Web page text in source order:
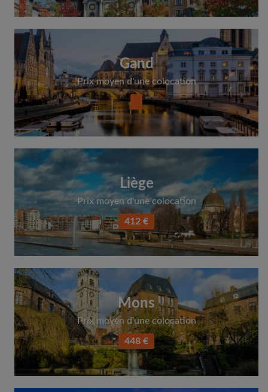
Gand
Prix moyen d'une colocation
Liège
Prix moyen d'une colocation
412 €
Mons
Prix moyen d'une colocation
448 €